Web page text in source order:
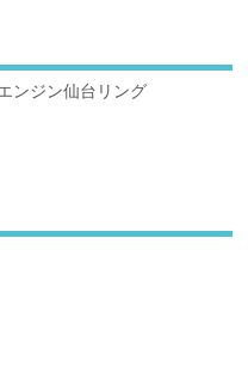
ンジン仙台リング